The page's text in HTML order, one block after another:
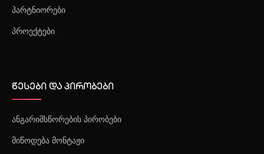
პარტნიორები
პროექტები
წესები და პირობები
ანგარიშსწორების პირობები
მიწოდება მონტაჟი